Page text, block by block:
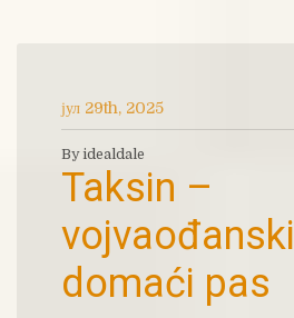
јул 29th, 2025
By idealdale
Taksin –
vojvaođanski
domaći pas